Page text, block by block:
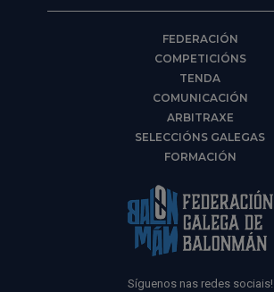
FEDERACIÓN
COMPETICIÓNS
TENDA
COMUNICACIÓN
ARBITRAXE
SELECCIÓNS GALEGAS
FORMACIÓN
Síguenos nas redes sociais!